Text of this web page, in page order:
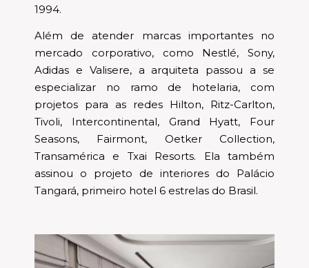
1994.
Além de atender marcas importantes no
mercado corporativo, como Nestlé, Sony,
Adidas e Valisere, a arquiteta passou a se
especializar no ramo de hotelaria, com
projetos para as redes Hilton, Ritz-Carlton,
Tivoli, Intercontinental, Grand Hyatt, Four
Seasons, Fairmont, Oetker Collection,
Transamérica e Txai Resorts. Ela também
assinou o projeto de interiores do Palácio
Tangará, primeiro hotel 6 estrelas do Brasil.